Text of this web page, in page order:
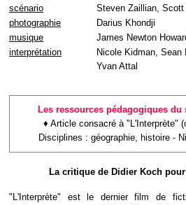
scénario
Steven Zaillian,
photographie
Darius Khondji
musique
James Newton
interprétation
Nicole Kidman, Sean
Yvan Attal
Les ressources pédagogiques du
♦ Article consacré à "L'Interprète"
Disciplines : géographie, histoire -
La critique de Didier Koch pour
"L'Interprète" est le dernier film de